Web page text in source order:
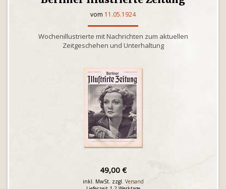
vom 11.05.1924
Wochenillustrierte mit Nachrichten zum aktuellen
Zeitgeschehen und Unterhaltung
49,00 €
inkl. MwSt. zzgl. Versand